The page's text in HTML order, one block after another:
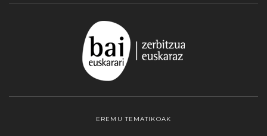
EREMU TEMATIKOAK